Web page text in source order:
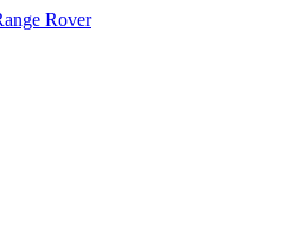
Rover